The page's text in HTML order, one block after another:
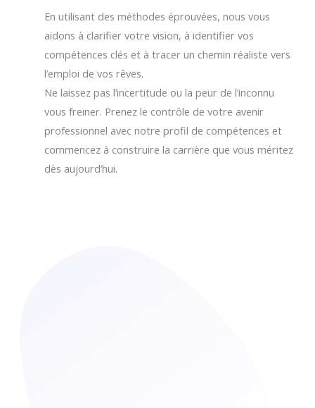
En utilisant des méthodes éprouvées, nous vous
aidons à clarifier votre vision, à identifier vos
compétences clés et à tracer un chemin réaliste vers
l’emploi de vos rêves.
Ne laissez pas l’incertitude ou la peur de l’inconnu
vous freiner. Prenez le contrôle de votre avenir
professionnel avec notre profil de compétences et
commencez à construire la carrière que vous méritez
dès aujourd’hui.